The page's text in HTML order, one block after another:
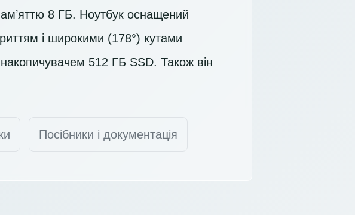
8 ГБ. Ноутбук оснащений
і широкими (178°) кутами
512 ГБ SSD. Також він
Посібники і документація